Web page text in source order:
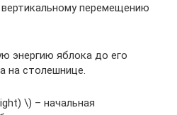
перемещению
энергию яблока до его
на столешнице.
\) – начальная